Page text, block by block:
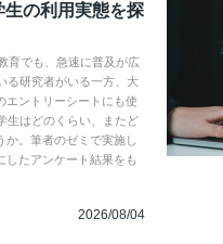
の利用実態を探
育でも、急速に普及が広
る研究者がいる一方、大
エントリーシートにも使
生はどのくらい、またど
か。筆者のゼミで実施し
したアンケート結果をも
2026/08/04